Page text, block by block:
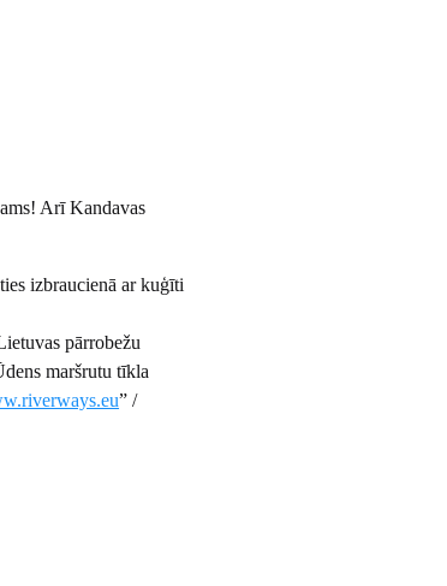
Arī Kandavas
izbraucienā ar kuģīti
pārrobežu
maršrutu tīkla
” /